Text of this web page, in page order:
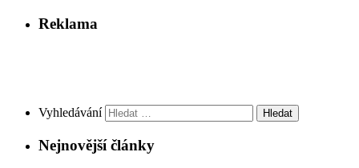
Reklama
Vyhledávání
Nejnovější články